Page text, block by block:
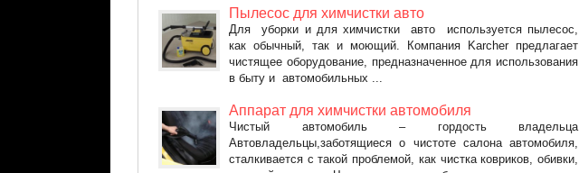
Пылесос для химчистки авто
Для уборки и для химчистки авто используется пылесос,
как обычный, так и моющий. Компания Karcher предлагает
чистящее оборудование, предназначенное для использования
в быту и автомобильных ...
Аппарат для химчистки автомобиля
Чистый автомобиль – гордость владельца
Автовладельцы,заботящиеся о чистоте салона автомобиля,
сталкивается с такой проблемой, как чистка ковриков, обивки,